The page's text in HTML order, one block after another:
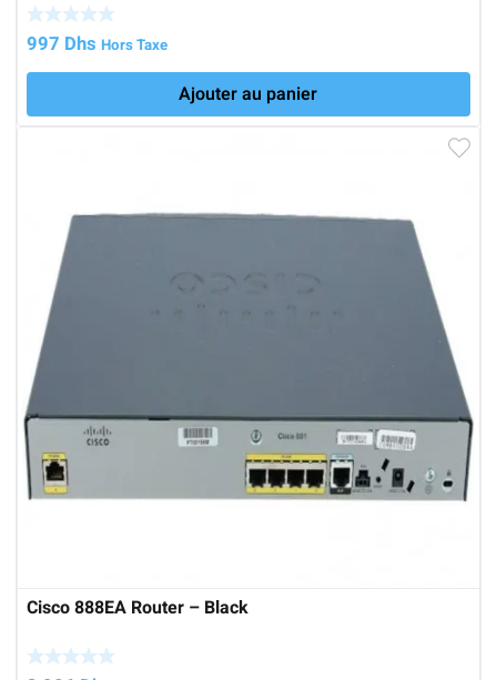
997 Dhs Hors Taxe
Ajouter au panier
Cisco 888EA Router – Black